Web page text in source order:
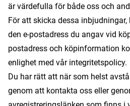
är värdefulla för både oss och
För att skicka dessa
den e-postadress du angav vid
postadress och köpinformation
enlighet med vår integritetspolicy.
Du har rätt att när som helst
genom att kontakta oss eller